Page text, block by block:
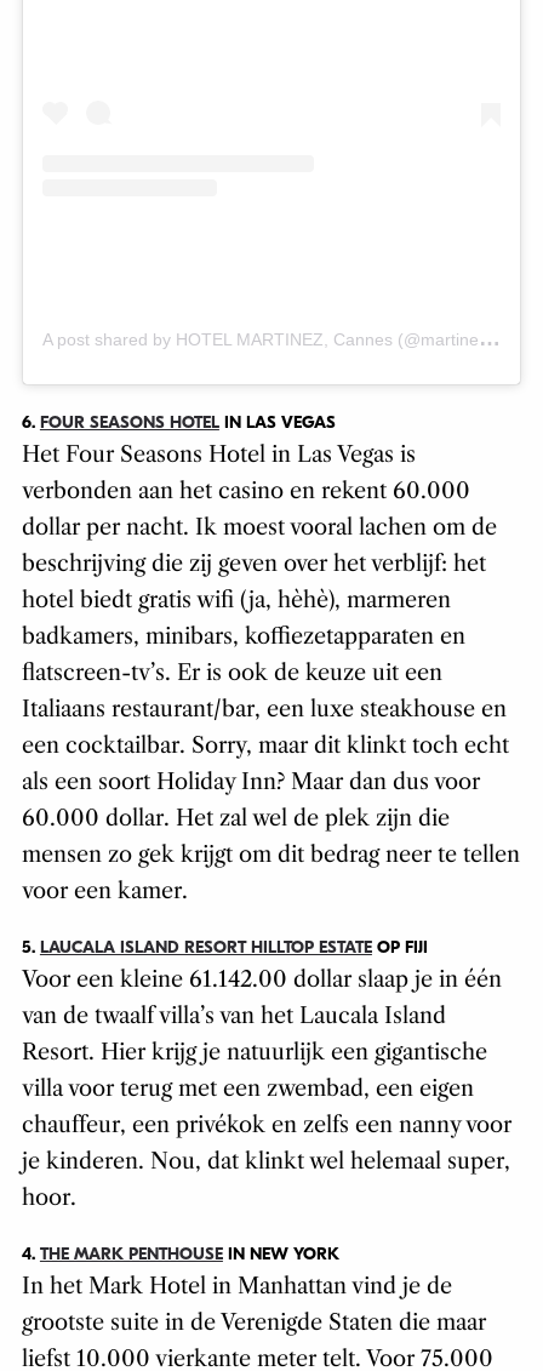
A
post shared by HOTEL MARTINEZ, Cannes (@martinezhotel)
6. FOUR SEASONS HOTELIN LAS VEGAS
Het Four Seasons Hotel in Las Vegas is
verbonden aan het casino en rekent 60.000
dollar per nacht. Ik moest vooral lachen om de
beschrijving die zij geven over het verblijf: het
hotel biedt gratis wifi (ja, hèhè), marmeren
badkamers, minibars, koffiezetapparaten en
flatscreen-tv’s. Er is ook de keuze uit een
Italiaans restaurant/bar, een luxe steakhouse en
een cocktailbar. Sorry, maar dit klinkt toch echt
als een soort Holiday Inn? Maar dan dus voor
60.000 dollar. Het zal wel de plek zijn die
mensen zo gek krijgt om dit bedrag neer te tellen
voor een kamer.
5. LAUCALA ISLAND RESORT HILLTOP ESTATEOP FIJI
Voor een kleine 61.142.00 dollar slaap je in één
van de twaalf villa’s van het Laucala Island
Resort. Hier krijg je natuurlijk een gigantische
villa voor terug met een zwembad, een eigen
chauffeur, een privékok en zelfs een nanny voor
je kinderen. Nou, dat klinkt wel helemaal super,
hoor.
4. THE MARK PENTHOUSEIN NEW YORK
In het Mark Hotel in Manhattan vind je de
grootste suite in de Verenigde Staten die maar
liefst 10.000 vierkante meter telt. Voor 75.000